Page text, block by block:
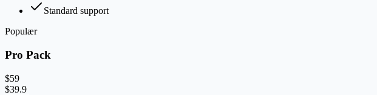
Standard support
Populær
Pro Pack
$59
$39.9